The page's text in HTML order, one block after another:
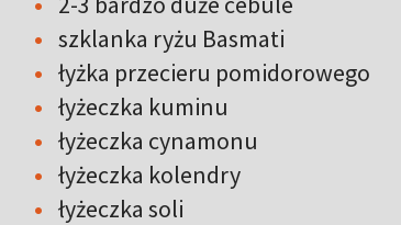
szklanka ryżu Basmati
łyżka przecieru pomidorowego
łyżeczka kuminu
łyżeczka cynamonu
łyżeczka kolendry
łyżeczka soli